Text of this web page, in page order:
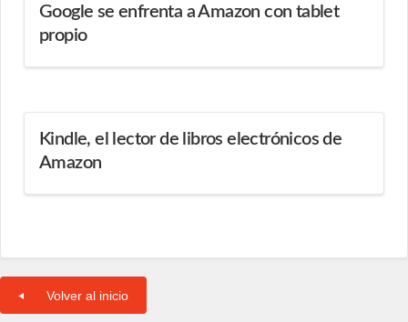
Google se enfrenta a Amazon con tablet
propio
Kindle, el lector de libros electrónicos de
Amazon
Volver al inicio